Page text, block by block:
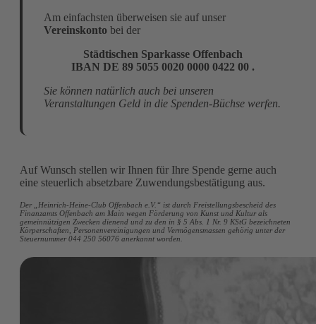
Am einfachsten überweisen sie auf unser
Vereinskonto bei der
Städtischen Sparkasse Offenbach
IBAN DE 89 5055 0020 0000 0422 00 .
Sie können natürlich auch bei unseren
Veranstaltungen Geld in die Spenden-Büchse werfen.
Auf Wunsch stellen wir Ihnen für Ihre Spende gerne auch
eine steuerlich absetzbare Zuwendungsbestätigung aus.
Der „Heinrich-Heine-Club Offenbach e.V.“ ist durch Freistellungsbescheid des
Finanzamts Offenbach am Main wegen Förderung von Kunst und Kultur als
gemeinnützigen Zwecken dienend und zu den in § 5 Abs. 1 Nr. 9 KStG bezeichneten
Körperschaften, Personenvereinigungen und Vermögensmassen gehörig unter der
Steuernummer 044 250 56076 anerkannt worden.